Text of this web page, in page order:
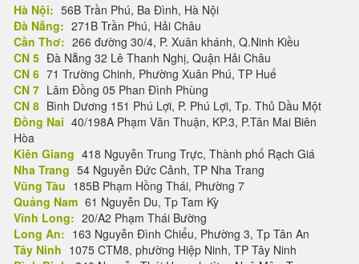
Hà Nội: 56B Trần Phú, Ba Đình, Hà Nội
Đà Nẵng: 271B Trần Phú, Hải Châu
Cần Thơ: 266 đường 30/4, P. Xuân khánh, Q.Ninh Kiều
CN 5 Đà Nẵng 32 Lê Thanh Nghị, Quận Hải Châu
CN 6 71 Trường Chinh, Phường Xuân Phú, TP Huế
CN 7 Lâm Đồng 05 Phan Đình Phùng
CN 8 Bình Dương 151 Phú Lợi, P. Phú Lợi, Tp. Thủ Dầu Một
Đồng Nai 40/198A Phạm Văn Thuận, KP.3, P.Tân Mai Biên
Hòa
Kiên Giang 418 Nguyễn Trung Trực, Thành phố Rạch Giá
Nha Trang 54 Nguyễn Đức Cảnh, TP Nha Trang
Vũng Tàu 185B Phạm Hồng Thái, Phường 7
Quảng Nam 61 Nguyễn Du, Tp Tam Kỳ
Vĩnh Long: 20/A2 Phạm Thái Bường
Long An: 163 Nguyễn Đình Chiểu, Phường 3, Tp Tân An
Tây Ninh 1075 CTM8, phường Hiệp Ninh, TP Tây Ninh